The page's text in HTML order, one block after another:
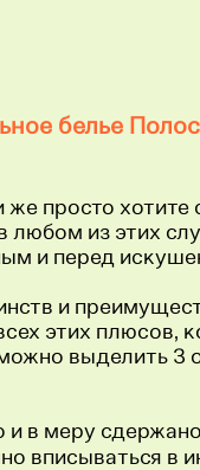
белье
просто хотите
из этих
и перед
и
этих плюсов,
выделить 3
и в меру
вписываться в